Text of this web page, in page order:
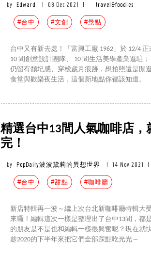
by Edward 08 Dec 2021 travel&foodies
#台中 #文創 #景點
台中又有新去處！「富興工廠 1962」於 12/4
10 間創意設計團隊、 10 間生活美學產業進駐
仍留有頹圮感、穿梭歲月痕跡，想拍照還是閒
食堂與歡樂夜生活，這個新地點你都該知道。
精選台中13間人氣咖啡店，
完！
by PopDaily波波黛莉的異想世界 14 Nov 2021
#台中 #甜點 #咖啡廳
新店特輯再一波～繼上次台北新咖啡廳特輯大
來囉！編輯這次一樣是整理出了台中13間，都
的朋友是不是也和編輯一樣很興奮呢？現在就
趁2020的下半年來把它們全部踩點吃光光～